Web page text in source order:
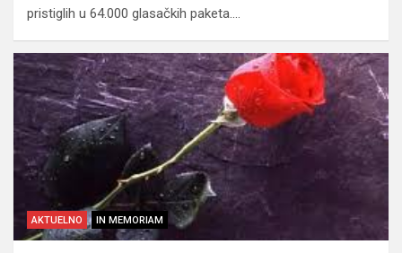
pristiglih u 64.000 glasačkih paketa.…
AKTUELNO IN MEMORIAM